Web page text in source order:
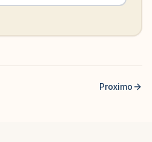
Proximo